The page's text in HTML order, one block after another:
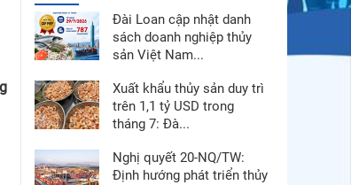
Đài Loan cập nhật danh
sách doanh nghiệp thủy
sản Việt Nam...
Xuất khẩu thủy sản duy trì
trên 1,1 tỷ USD trong
tháng 7: Đà...
Nghị quyết 20-NQ/TW:
Định hướng phát triển thủy